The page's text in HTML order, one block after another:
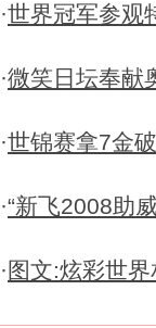
·世界冠军参观
·微笑日坛奉献
·世锦赛拿7金
·“新飞2008助
· 图文:炫彩世